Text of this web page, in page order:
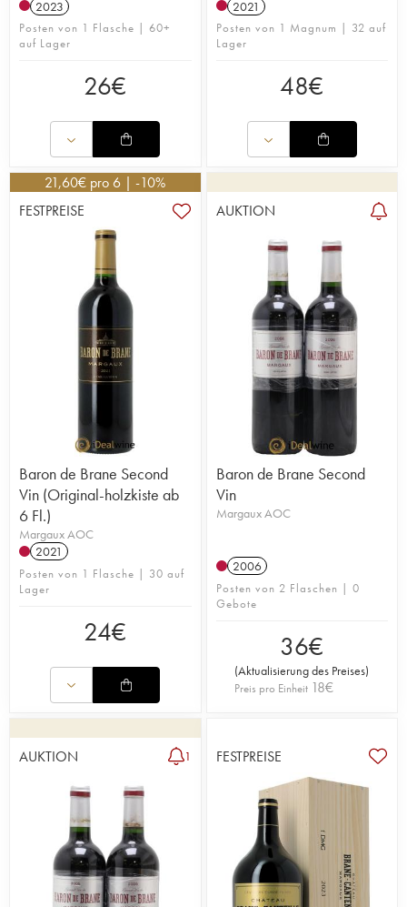
2023
Posten von 1 Flasche | 60+
auf Lager
26€
2021
Posten von 1 Magnum | 32 auf
Lager
48€
21,60€ pro 6 | -10%
FESTPREISE
Baron de Brane Second
Vin (Original-holzkiste ab
6 Fl.)
Margaux AOC
2021
Posten von 1 Flasche | 30 auf
Lager
24€
AUKTION
Baron de Brane Second
Vin
Margaux AOC
2006
Posten von 2 Flaschen | 0
Gebote
36€
(Aktualisierung des Preises)
Preis pro Einheit 18€
AUKTION 1 FESTPREISE